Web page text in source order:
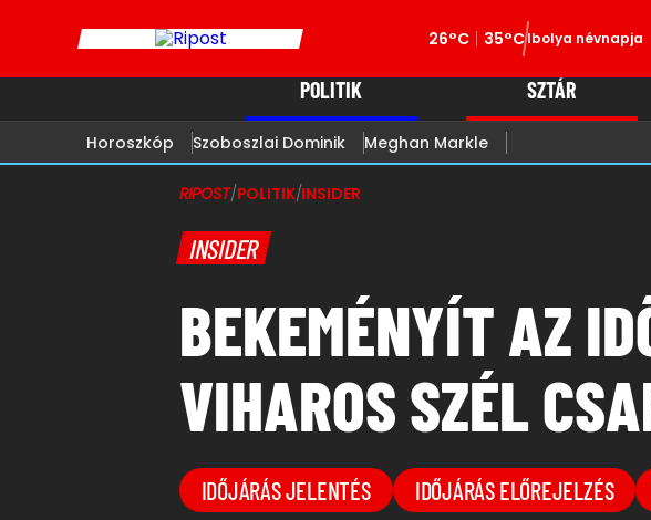
26°C 35°CIbolya névnapja
POLITIK SZTÁR
Horoszkóp Szoboszlai Dominik Meghan Markle
RIPOST/POLITIK/INSIDER
INSIDER
BEKEMÉNYÍT AZ
VIHAROS SZÉL
IDŐJÁRÁS JELENTÉS IDŐJÁRÁS ELŐREJELZÉS